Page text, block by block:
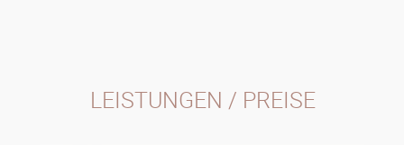
LEISTUNGEN / PREISE